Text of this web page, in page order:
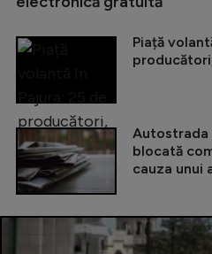
Piață
Autostrada
blocată
cauza unui